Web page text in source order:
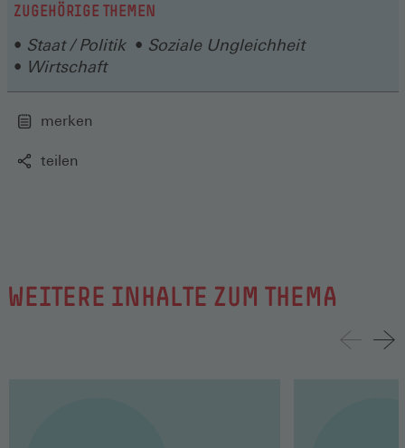
ZUGEHÖRIGE THEMEN
Staat / Politik
Soziale Ungleichheit
Wirtschaft
merken
teilen
WEITERE INHALTE ZUM THEMA